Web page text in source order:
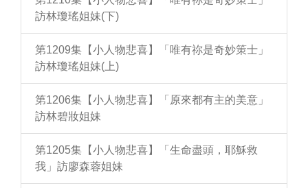
訪林瓊瑤姐妹(下)
第1209集【小人物悲喜】「唯有祢是奇妙策士」
訪林瓊瑤姐妹(上)
第1206集【小人物悲喜】「原來都有主的美意」
訪林碧妝姐妹
第1205集【小人物悲喜】「生命盡頭，耶穌救
我」訪廖森蓉姐妹